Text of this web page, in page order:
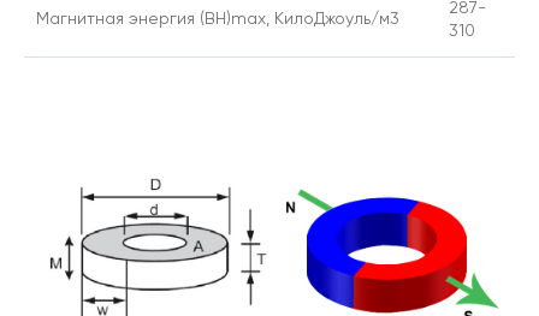
Магнитная энергия (BH)max, КилоДжоуль/м3
287-
310